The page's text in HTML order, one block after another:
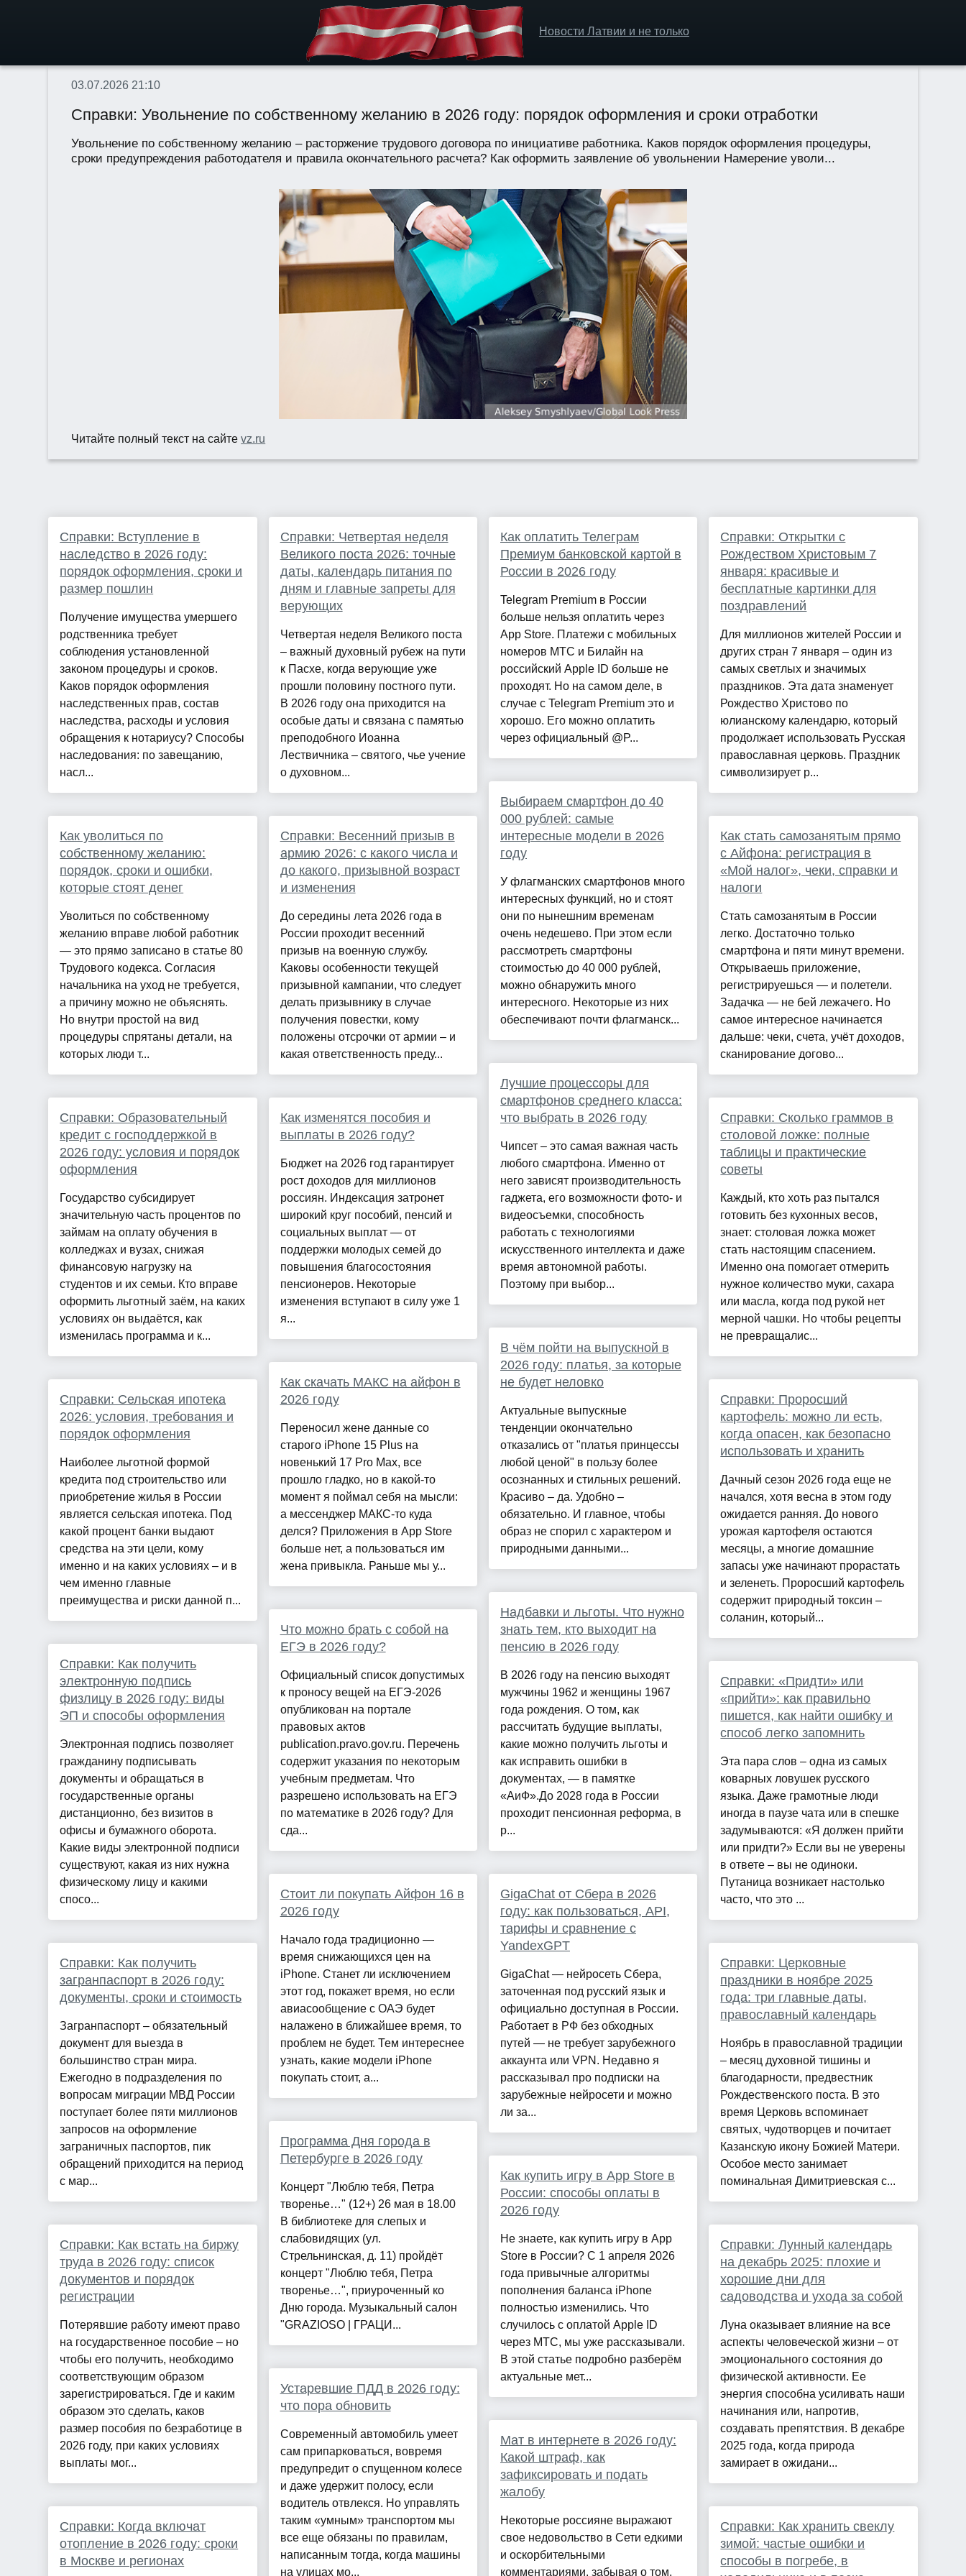
Новости Латвии и не только
03.07.2026 21:10
Справки: Увольнение по собственному желанию в 2026 году: порядок оформления и сроки отработки
Увольнение по собственному желанию – расторжение трудового договора по инициативе работника. Каков порядок оформления процедуры,
сроки предупреждения работодателя и правила окончательного расчета? Как оформить заявление об увольнении Намерение уволи...
Читайте полный текст на сайтеvz.ru
Справки: Вступление в
наследство в 2026 году:
порядок оформления, сроки и
размер пошлин
Получение имущества умершего
родственника требует
соблюдения установленной
законом процедуры и сроков.
Каков порядок оформления
наследственных прав, состав
наследства, расходы и условия
обращения к нотариусу? Способы
наследования: по завещанию,
насл...
Как уволиться по
собственному желанию:
порядок, сроки и ошибки,
которые стоят денег
Уволиться по собственному
желанию вправе любой работник
— это прямо записано в статье 80
Трудового кодекса. Согласия
начальника на уход не требуется,
а причину можно не объяснять.
Но внутри простой на вид
процедуры спрятаны детали, на
которых люди т...
Справки: Образовательный
кредит с господдержкой в
2026 году: условия и порядок
оформления
Государство субсидирует
значительную часть процентов по
займам на оплату обучения в
колледжах и вузах, снижая
финансовую нагрузку на
студентов и их семьи. Кто вправе
оформить льготный заём, на каких
условиях он выдаётся, как
изменилась программа и к...
Справки: Сельская ипотека
2026: условия, требования и
порядок оформления
Наиболее льготной формой
кредита под строительство или
приобретение жилья в России
является сельская ипотека. Под
какой процент банки выдают
средства на эти цели, кому
именно и на каких условиях – и в
чем именно главные
преимущества и риски данной п...
Справки: Как получить
электронную подпись
физлицу в 2026 году: виды
ЭП и способы оформления
Электронная подпись позволяет
гражданину подписывать
документы и обращаться в
государственные органы
дистанционно, без визитов в
офисы и бумажного оборота.
Какие виды электронной подписи
существуют, какая из них нужна
физическому лицу и какими
спосо...
Справки: Как получить
загранпаспорт в 2026 году:
документы, сроки и стоимость
Загранпаспорт – обязательный
документ для выезда в
большинство стран мира.
Ежегодно в подразделения по
вопросам миграции МВД России
поступает более пяти миллионов
запросов на оформление
заграничных паспортов, пик
обращений приходится на период
с мар...
Справки: Как встать на биржу
труда в 2026 году: список
документов и порядок
регистрации
Потерявшие работу имеют право
на государственное пособие – но
чтобы его получить, необходимо
соответствующим образом
зарегистрироваться. Где и каким
образом это сделать, каков
размер пособия по безработице в
2026 году, при каких условиях
выплаты мог...
Справки: Когда включат
отопление в 2026 году: сроки
в Москве и регионах
Справки: Четвертая неделя
Великого поста 2026: точные
даты, календарь питания по
дням и главные запреты для
верующих
Четвертая неделя Великого поста
– важный духовный рубеж на пути
к Пасхе, когда верующие уже
прошли половину постного пути.
В 2026 году она приходится на
особые даты и связана с памятью
преподобного Иоанна
Лествичника – святого, чье учение
о духовном...
Справки: Весенний призыв в
армию 2026: с какого числа и
до какого, призывной возраст
и изменения
До середины лета 2026 года в
России проходит весенний
призыв на военную службу.
Каковы особенности текущей
призывной кампании, что следует
делать призывнику в случае
получения повестки, кому
положены отсрочки от армии – и
какая ответственность преду...
Как изменятся пособия и
выплаты в 2026 году?
Бюджет на 2026 год гарантирует
рост доходов для миллионов
россиян. Индексация затронет
широкий круг пособий, пенсий и
социальных выплат — от
поддержки молодых семей до
повышения благосостояния
пенсионеров. Некоторые
изменения вступают в силу уже 1
я...
Как скачать МАКС на айфон в
2026 году
Переносил жене данные со
старого iPhone 15 Plus на
новенький 17 Pro Max, все
прошло гладко, но в какой-то
момент я поймал себя на мысли:
а мессенджер МАКС-то куда
делся? Приложения в App Store
больше нет, а пользоваться им
жена привыкла. Раньше мы у...
Что можно брать с собой на
ЕГЭ в 2026 году?
Официальный список допустимых
к проносу вещей на ЕГЭ-2026
опубликован на портале
правовых актов
publication.pravo.gov.ru. Перечень
содержит указания по некоторым
учебным предметам. Что
разрешено использовать на ЕГЭ
по математике в 2026 году? Для
сда...
Стоит ли покупать Айфон 16 в
2026 году
Начало года традиционно —
время снижающихся цен на
iPhone. Станет ли исключением
этот год, покажет время, но если
авиасообщение с ОАЭ будет
налажено в ближайшее время, то
проблем не будет. Тем интереснее
узнать, какие модели iPhone
покупать стоит, а...
Программа Дня города в
Петербурге в 2026 году
Концерт "Люблю тебя, Петра
творенье…" (12+) 26 мая в 18.00
В библиотеке для слепых и
слабовидящих (ул.
Стрельнинская, д. 11) пройдёт
концерт "Люблю тебя, Петра
творенье…", приуроченный ко
Дню города. Музыкальный салон
"GRAZIOSO | ГРАЦИ...
Устаревшие ПДД в 2026 году:
что пора обновить
Современный автомобиль умеет
сам припарковаться, вовремя
предупредит о спущенном колесе
и даже удержит полосу, если
водитель отвлекся. Но управлять
таким «умным» транспортом мы
все еще обязаны по правилам,
написанным тогда, когда машины
на улицах мо...
Как оплатить Телеграм
Премиум банковской картой в
России в 2026 году
Telegram Premium в России
больше нельзя оплатить через
App Store. Платежи с мобильных
номеров МТС и Билайн на
российский Apple ID больше не
проходят. Но на самом деле, в
случае с Telegram Premium это и
хорошо. Его можно оплатить
через официальный @P...
Выбираем смартфон до 40
000 рублей: самые
интересные модели в 2026
году
У флагманских смартфонов много
интересных функций, но и стоят
они по нынешним временам
очень недешево. При этом если
рассмотреть смартфоны
стоимостью до 40 000 рублей,
можно обнаружить много
интересного. Некоторые из них
обеспечивают почти флагманск...
Лучшие процессоры для
смартфонов среднего класса:
что выбрать в 2026 году
Чипсет – это самая важная часть
любого смартфона. Именно от
него зависят производительность
гаджета, его возможности фото- и
видеосъемки, способность
работать с технологиями
искусственного интеллекта и даже
время автономной работы.
Поэтому при выбор...
В чём пойти на выпускной в
2026 году: платья, за которые
не будет неловко
Актуальные выпускные
тенденции окончательно
отказались от "платья принцессы
любой ценой" в пользу более
осознанных и стильных решений.
Красиво – да. Удобно –
обязательно. И главное, чтобы
образ не спорил с характером и
природными данными...
Надбавки и льготы. Что нужно
знать тем, кто выходит на
пенсию в 2026 году
В 2026 году на пенсию выходят
мужчины 1962 и женщины 1967
года рождения. О том, как
рассчитать будущие выплаты,
какие можно получить льготы и
как исправить ошибки в
документах, — в памятке
«АиФ».До 2028 года в России
проходит пенсионная реформа, в
р...
GigaChat от Сбера в 2026
году: как пользоваться, API,
тарифы и сравнение с
YandexGPT
GigaChat — нейросеть Сбера,
заточенная под русский язык и
официально доступная в России.
Работает в РФ без обходных
путей — не требует зарубежного
аккаунта или VPN. Недавно я
рассказывал про подписки на
зарубежные нейросети и можно
ли за...
Как купить игру в App Store в
России: способы оплаты в
2026 году
Не знаете, как купить игру в App
Store в России? С 1 апреля 2026
года привычные алгоритмы
пополнения баланса iPhone
полностью изменились. Что
случилось с оплатой Apple ID
через МТС, мы уже рассказывали.
В этой статье подробно разберём
актуальные мет...
Мат в интернете в 2026 году:
Какой штраф, как
зафиксировать и подать
жалобу
Некоторые россияне выражают
свое недовольство в Сети едкими
и оскорбительными
комментариями, забывая о том,
Справки: Открытки с
Рождеством Христовым 7
января: красивые и
бесплатные картинки для
поздравлений
Для миллионов жителей России и
других стран 7 января – один из
самых светлых и значимых
праздников. Эта дата знаменует
Рождество Христово по
юлианскому календарю, который
продолжает использовать Русская
православная церковь. Праздник
символизирует р...
Как стать самозанятым прямо
с Айфона: регистрация в
«Мой налог», чеки, справки и
налоги
Стать самозанятым в России
легко. Достаточно только
смартфона и пяти минут времени.
Открываешь приложение,
регистрируешься — и полетели.
Задачка — не бей лежачего. Но
самое интересное начинается
дальше: чеки, счета, учёт доходов,
сканирование догово...
Справки: Сколько граммов в
столовой ложке: полные
таблицы и практические
советы
Каждый, кто хоть раз пытался
готовить без кухонных весов,
знает: столовая ложка может
стать настоящим спасением.
Именно она помогает отмерить
нужное количество муки, сахара
или масла, когда под рукой нет
мерной чашки. Но чтобы рецепты
не превращалис...
Справки: Проросший
картофель: можно ли есть,
когда опасен, как безопасно
использовать и хранить
Дачный сезон 2026 года еще не
начался, хотя весна в этом году
ожидается ранняя. До нового
урожая картофеля остаются
месяцы, а многие домашние
запасы уже начинают прорастать
и зеленеть. Проросший картофель
содержит природный токсин –
соланин, который...
Справки: «Придти» или
«прийти»: как правильно
пишется, как найти ошибку и
способ легко запомнить
Эта пара слов – одна из самых
коварных ловушек русского
языка. Даже грамотные люди
иногда в паузе чата или в спешке
задумываются: «Я должен прийти
или придти?» Если вы не уверены
в ответе – вы не одиноки.
Путаница возникает настолько
часто, что это ...
Справки: Церковные
праздники в ноябре 2025
года: три главные даты,
православный календарь
Ноябрь в православной традиции
– месяц духовной тишины и
благодарности, предвестник
Рождественского поста. В это
время Церковь вспоминает
святых, чудотворцев и почитает
Казанскую икону Божией Матери.
Особое место занимает
поминальная Димитриевская с...
Справки: Лунный календарь
на декабрь 2025: плохие и
хорошие дни для
садоводства и ухода за собой
Луна оказывает влияние на все
аспекты человеческой жизни – от
эмоционального состояния до
физической активности. Ее
энергия способна усиливать наши
начинания или, напротив,
создавать препятствия. В декабре
2025 года, когда природа
замирает в ожидани...
Справки: Как хранить свеклу
зимой: частые ошибки и
способы в погребе, в